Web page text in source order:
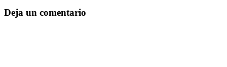
Deja un comentario